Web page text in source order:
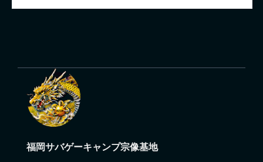
福岡サバゲーキャンプ宗像基地